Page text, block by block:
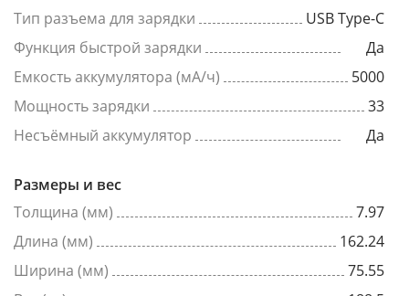
Тип разъема для зарядки
USB Type-C
Функция быстрой зарядки
Да
Емкость аккумулятора (мА/ч)
5000
Мощность зарядки
33
Несъёмный аккумулятор
Да
Размеры и вес
Толщина (мм)
7.97
Длина (мм)
162.24
Ширина (мм)
75.55